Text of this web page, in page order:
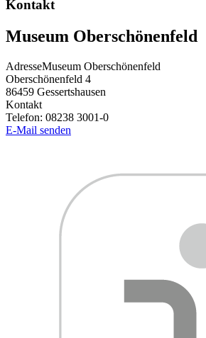
Kontakt
Museum Oberschönenfeld
AdresseMuseum Oberschönenfeld
Oberschönenfeld 4
86459 Gessertshausen
Kontakt
Telefon: 08238 3001-0
E-Mail senden